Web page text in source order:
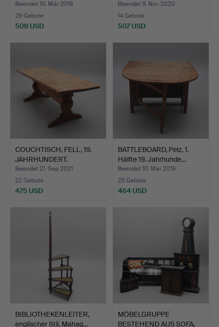
Mitte 1…
Beendet 10. Mär 2019
29 Gebote
508 USD
D…
Beendet 9. Nov 2020
14 Gebote
507 USD
COUCHTISCH, FELL, 19.
JAHRHUNDERT.
Beendet 21. Sep 2021
22 Gebote
475 USD
BATTLEBOARD, Pelz, 1.
Hälfte 19. Jahrhunde…
Beendet 10. Mär 2019
25 Gebote
464 USD
BIBLIOTHEKENLEITER,
englischer Stil, Mahag…
MÖBELGRUPPE
BESTEHEND AUS SOFA,